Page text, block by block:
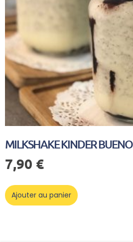
MILKSHAKE KINDER BUENO
7,90 €
Ajouter au panier